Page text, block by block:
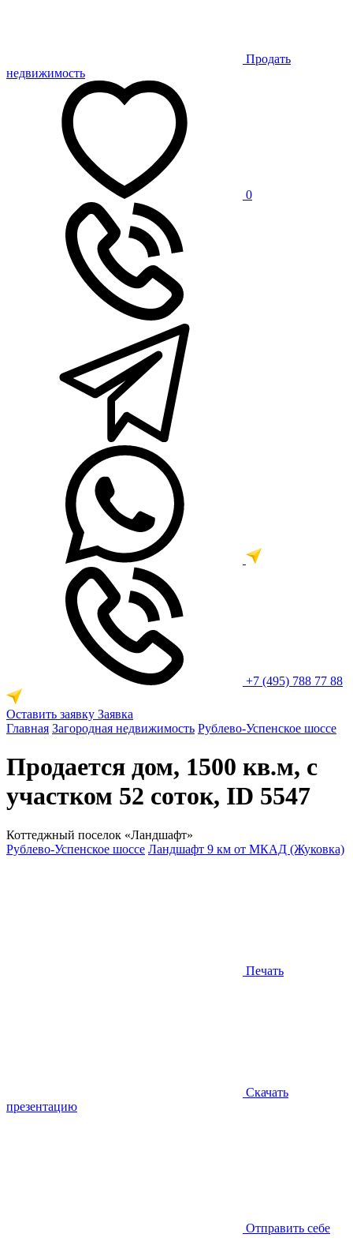
Продать
недвижимость
0
+7 (495) 788 77 88
Оставить заявку Заявка
Главная Загородная недвижимость Рублево-Успенское шоссе
Продается дом, 1500 кв.м, с
участком 52 соток, ID 5547
Коттеджный поселок «Ландшафт»
Рублево-Успенское шоссе Ландшафт 9 км от МКАД (Жуковка)
Печать
Скачать
презентацию
Отправить себе